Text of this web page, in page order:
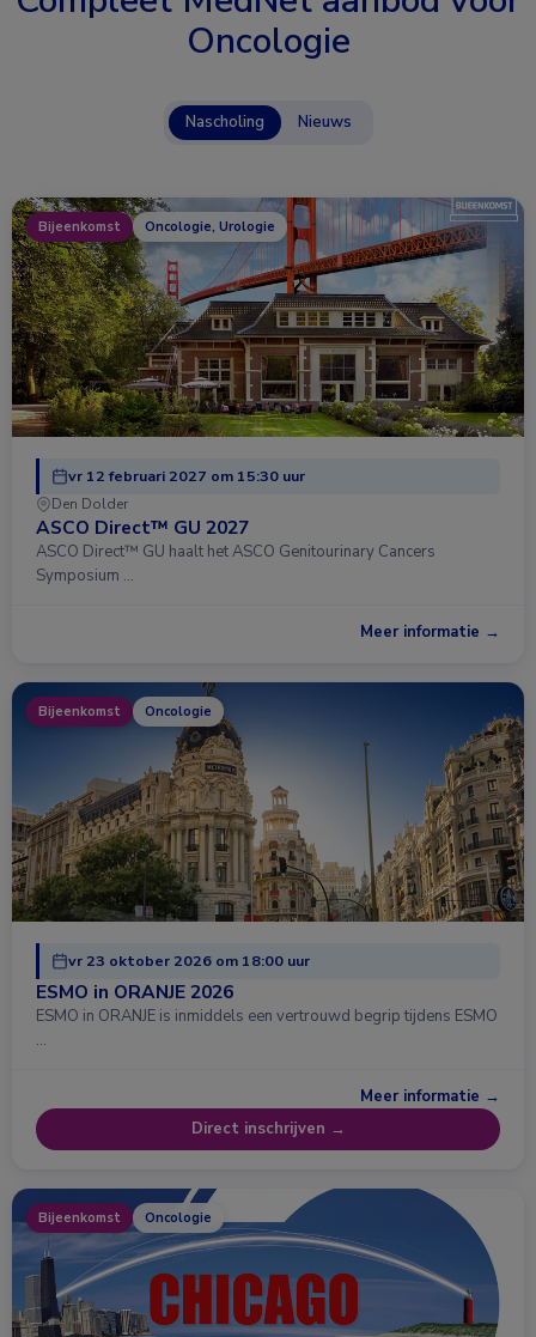
Oncologie
Nascholing Nieuws
Bijeenkomst Oncologie, Urologie
vr 12 februari 2027 om 15:30 uur
Den Dolder
ASCO Direct™ GU 2027
ASCO Direct™ GU haalt het ASCO Genitourinary Cancers
Symposium …
Meer informatie →
Bijeenkomst Oncologie
vr 23 oktober 2026 om 18:00 uur
ESMO in ORANJE 2026
ESMO in ORANJE is inmiddels een vertrouwd begrip tijdens ESMO
…
Meer informatie →
Direct inschrijven →
Bijeenkomst Oncologie